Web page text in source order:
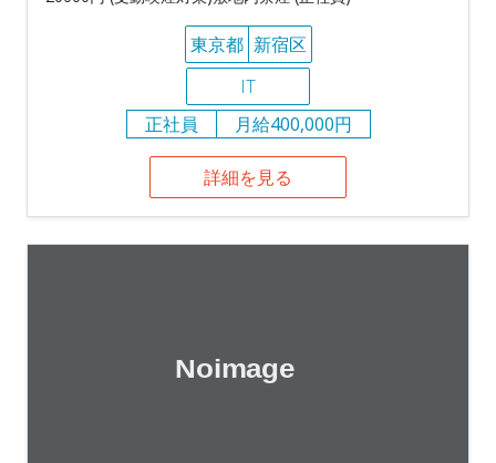
東京都 新宿区
IT
正社員
月給400,000円
詳細を見る